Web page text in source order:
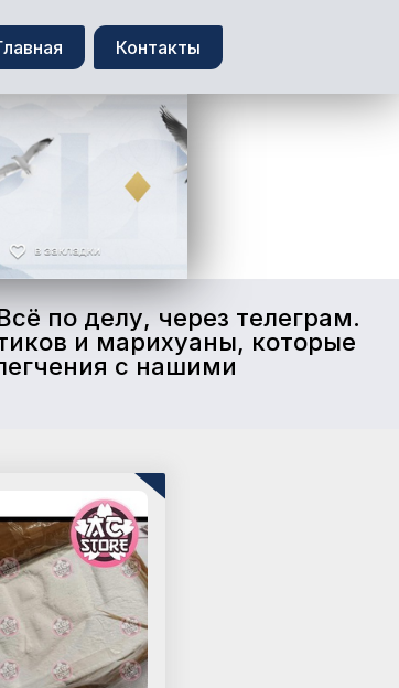
Контакты
по делу, через телеграм.
и марихуаны, которые
с нашими